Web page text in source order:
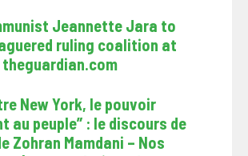
Jeannette Jara to
ruling coalition at
New York, le pouvoir
au peuple” : le discours de
Zohran Mamdani – Nos